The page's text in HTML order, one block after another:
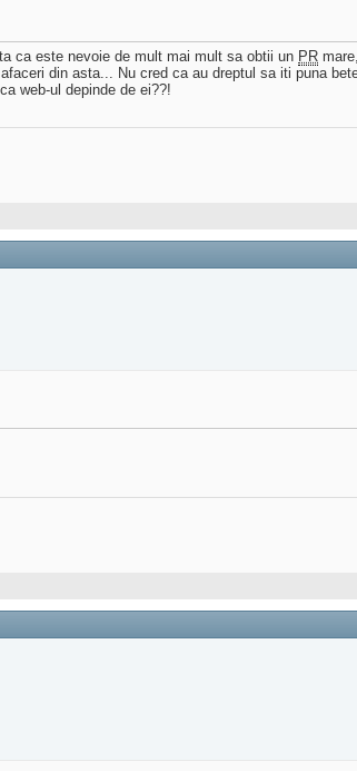
ca este nevoie de mult mai mult sa obtii un PR
din asta... Nu cred ca au dreptul sa iti puna
web-ul depinde de ei??!